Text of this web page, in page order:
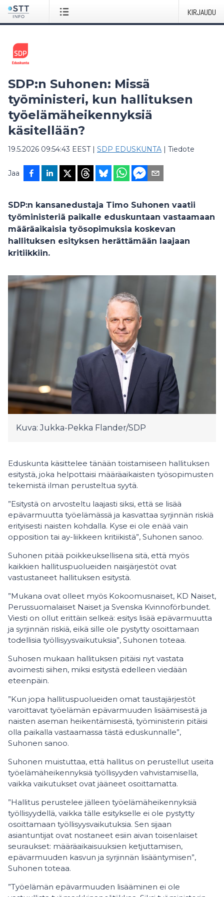
KIRJAUDU
SDP:n Suhonen: Missä
työministeri, kun hallituksen
työelämäheikennyksiä
käsitellään?
19.5.2026 09:54:43 EEST| SDP EDUSKUNTA | Tiedote
Jaa
SDP:n kansanedustaja Timo Suhonen vaatii
työministeriä paikalle eduskuntaan vastaamaan
määräaikaisia työsopimuksia koskevan
hallituksen esityksen herättämään laajaan
kritiikkiin.
Kuva: Jukka-Pekka Flander/SDP
Eduskunta käsittelee tänään toistamiseen hallituksen
esitystä, joka helpottaisi määräaikaisten työsopimusten
tekemistä ilman perusteltua syytä.
”Esitystä on arvosteltu laajasti siksi, että se lisää
epävarmuutta työelämässä ja kasvattaa syrjinnän riskiä
erityisesti naisten kohdalla. Kyse ei ole enää vain
opposition tai ay-liikkeen kritiikistä”, Suhonen sanoo.
Suhonen pitää poikkeuksellisena sitä, että myös
kaikkien hallituspuolueiden naisjärjestöt ovat
vastustaneet hallituksen esitystä.
”Mukana ovat olleet myös Kokoomusnaiset, KD Naiset,
Perussuomalaiset Naiset ja Svenska Kvinnoförbundet.
Viesti on ollut erittäin selkeä: esitys lisää epävarmuutta
ja syrjinnän riskiä, eikä sille ole pystytty osoittamaan
todellisia työllisyysvaikutuksia”, Suhonen toteaa.
Suhosen mukaan hallituksen pitäisi nyt vastata
avoimesti siihen, miksi esitystä edelleen viedään
eteenpäin.
”Kun jopa hallituspuolueiden omat taustajärjestöt
varoittavat työelämän epävarmuuden lisäämisestä ja
naisten aseman heikentämisestä, työministerin pitäisi
olla paikalla vastaamassa tästä eduskunnalle”,
Suhonen sanoo.
Suhonen muistuttaa, että hallitus on perustellut useita
työelämäheikennyksiä työllisyyden vahvistamisella,
vaikka vaikutukset ovat jääneet osoittamatta.
”Hallitus perustelee jälleen työelämäheikennyksiä
työllisyydellä, vaikka tälle esitykselle ei ole pystytty
osoittamaan työllisyysvaikutuksia. Sen sijaan
asiantuntijat ovat nostaneet esiin aivan toisenlaiset
seuraukset: määräaikaisuuksien ketjuttamisen,
epävarmuuden kasvun ja syrjinnän lisääntymisen”,
Suhonen toteaa.
”Työelämän epävarmuuden lisääminen ei ole